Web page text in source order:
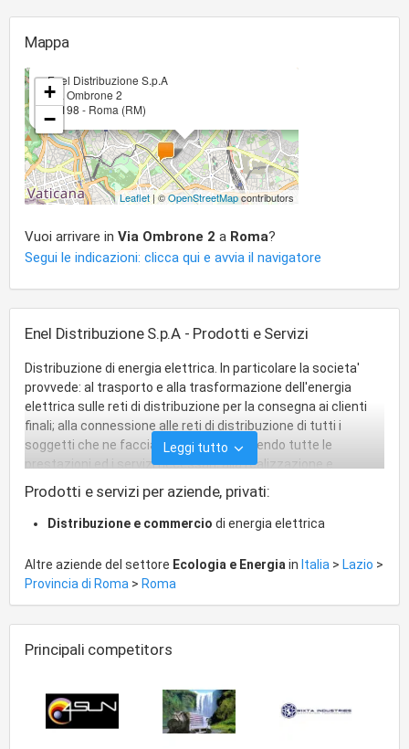
Mappa
Enel Distribuzione S.p.A
Via Ombrone 2
00198 - Roma (RM)
+
−
Leaflet| ©OpenStreetMapcontributors
Vuoi arrivare in Via Ombrone 2 a Roma?
Segui le indicazioni: clicca qui e avvia il navigatore
Enel Distribuzione S.p.A - Prodotti e Servizi
Distribuzione di energia elettrica. In particolare la societa'
provvede: al trasporto e alla trasformazione dell'energia
elettrica sulle reti di distribuzione per la consegna ai clienti
finali; alla connessione alle reti di distribuzione di tutti i
soggetti che ne facciano richiesta, fornendo tutte le
prestazioni ed i servizi necessari; alla realizzazione e
gestione delle reti di distribuzione e dei relativi dispositivi di
interconnessione; alle attivita' di natura commerciale
connesse allerogazione del servizio di distribuzione; alle
correlate. A tal fine, la societa' puo' operare sia in italia che
all'estero e svolgere qualsiasi altra attivita' connessa,
gestione, sviluppo e manutenzione di reti elettriche,
telegestione; - Ricerca, consulenza ed assistenza nei settori
sopra considerati; - Sviluppo e valorizzazione del proprio
know-How sui sistemi di misura e telegestione in italia e
Leggi tutto
Prodotti e servizi per aziende, privati:
Distribuzione e commercio di energia elettrica
Altre aziende del settore Ecologia e Energia in Italia > Lazio >
Provincia di Roma > Roma
Principali competitors